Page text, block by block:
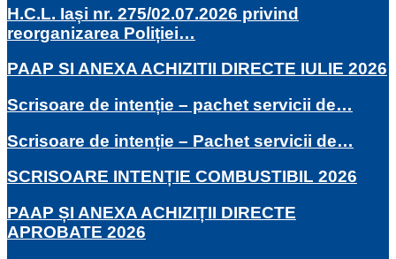
H.C.L. Iași nr. 275/02.07.2026 privind
reorganizarea Poliției…
PAAP SI ANEXA ACHIZITII DIRECTE IULIE 2026
Scrisoare de intenție – pachet servicii de…
Scrisoare de intenție – Pachet servicii de…
SCRISOARE INTENȚIE COMBUSTIBIL 2026
PAAP ȘI ANEXA ACHIZIȚII DIRECTE
APROBATE 2026